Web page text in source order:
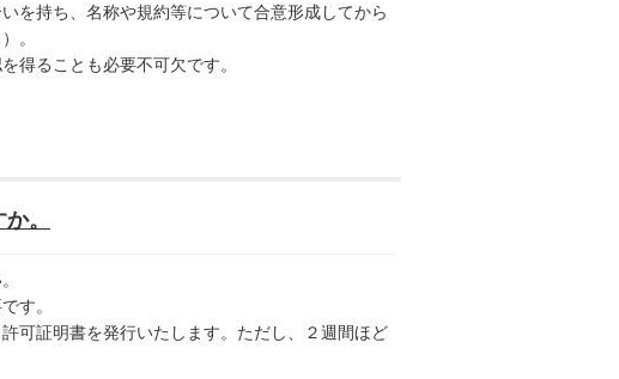
を持ち、名称や規約等について合意形成してから
。
得ることも必要不可欠です。
。
す。
可証明書を発行いたします。ただし、２週間ほど